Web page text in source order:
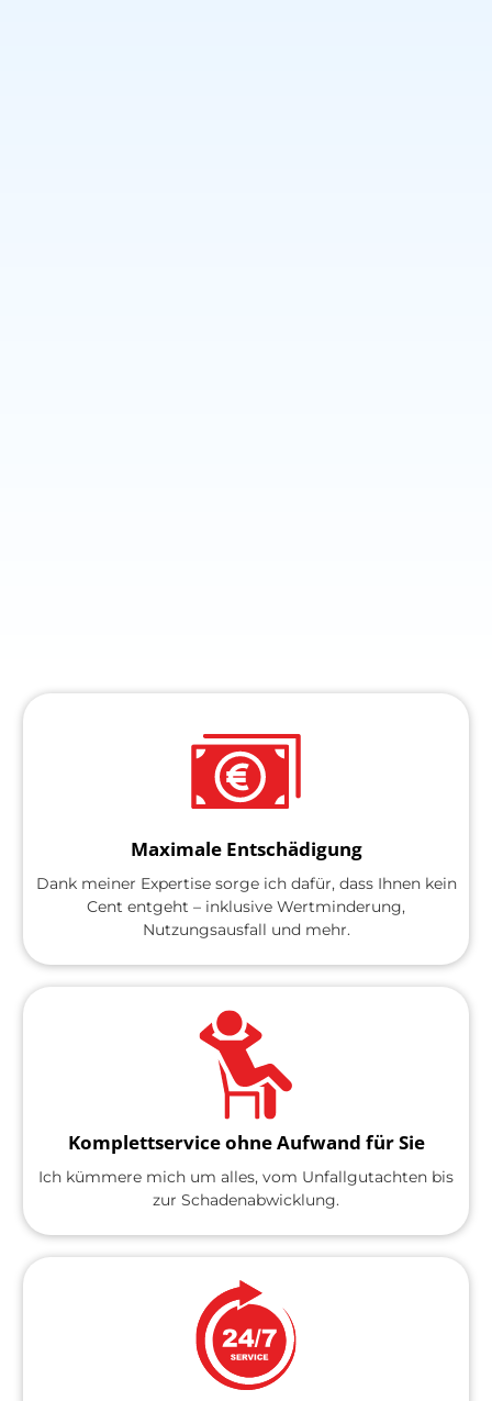
Maximale Entschädigung
Dank meiner Expertise sorge ich dafür, dass Ihnen kein
Cent entgeht – inklusive Wertminderung,
Nutzungsausfall und mehr.
Komplettservice ohne Aufwand für Sie
Ich kümmere mich um alles, vom Unfallgutachten bis
zur Schadenabwicklung.